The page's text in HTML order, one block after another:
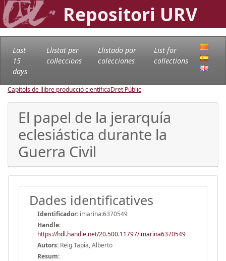
Repositori URV
Last
15
days
Llistat per
col·leccions
Llistado por
colecciones
List for
collections
Capítols de llibre producció científicaDret Públic
El papel de la jerarquía
eclesiástica durante la
Guerra Civil
Dades identificatives
Identificador: imarina:6370549
Handle:
https://hdl.handle.net/20.500.11797/imarina6370549
Autors: Reig Tapia, Alberto
Resum: